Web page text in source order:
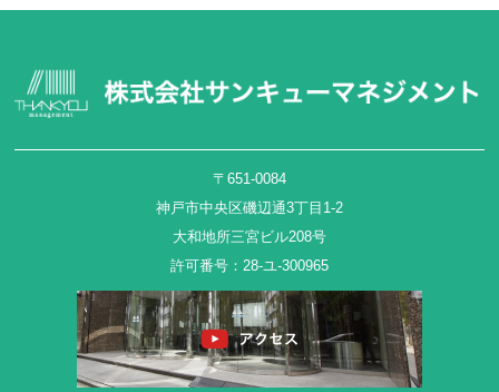
〒651-0084
神戸市中央区磯辺通3丁目1-2
大和地所三宮ビル208号
許可番号：28-ユ-300965